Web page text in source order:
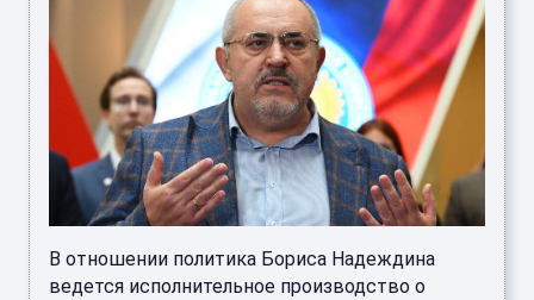
В отношении политика Бориса Надеждина
ведется исполнительное производство о